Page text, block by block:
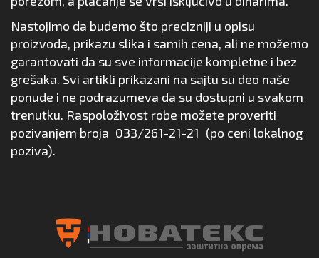
Nastojimo da budemo što precizniji u opisu
proizvoda, prikazu slika i samih cena, ali ne možemo
garantovati da su sve informacije kompletne i bez
grešaka. Svi artikli prikazani na sajtu su deo naše
ponude i ne podrazumeva da su dostupni u svakom
trenutku. Raspoloživost robe možete proveriti
pozivanjem broja 033/261-21-21 (po ceni lokalnog
poziva).